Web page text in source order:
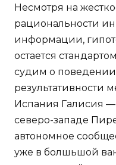
Несмотря на
рациональности
информации,
остается
судим о
результативности
Испания Галисия
северо-западе
автономное
уже в болшьшой